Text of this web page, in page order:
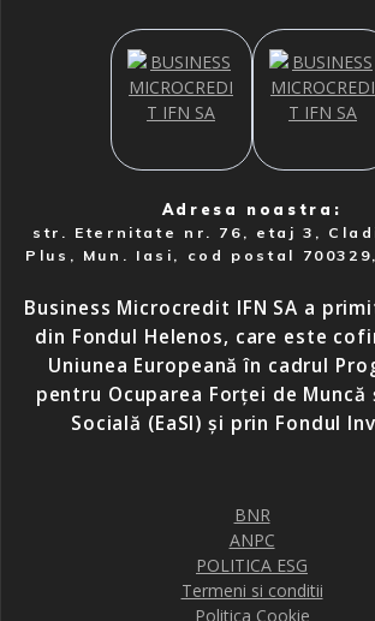
Adresa noastra:
str. Eternitate nr. 76, etaj 3,
Plus, Mun. Iasi, cod postal 700329,
Business Microcredit IFN SA a
din Fondul Helenos, care este
Uniunea Europeană în cadrul
pentru Ocuparea Forței de Muncă
Socială (EaSI) și prin Fondul
BNR
ANPC
POLITICA ESG
Termeni si conditii
Politica Cookie